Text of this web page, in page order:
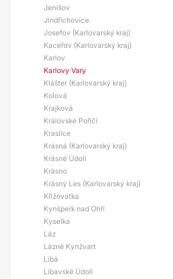
Jenišov
Jindřichovice
Josefov (Karlovarský kraj)
Kaceřov (Karlovarský kraj)
Karlov
Karlovy Vary
Klášter (Karlovarský kraj)
Kolová
Krajková
Královské Poříčí
Kraslice
Krásná (Karlovarský kraj)
Krásné Údolí
Krásno
Krásný Les (Karlovarský kraj)
Křižovatka
Kynšperk nad Ohří
Kyselka
Láz
Lázně Kynžvart
Libá
Libavské Údolí